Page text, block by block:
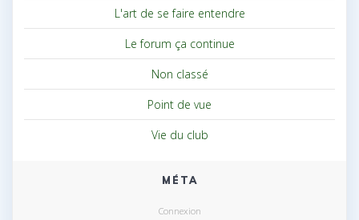
L'art de se faire entendre
Le forum ça continue
Non classé
Point de vue
Vie du club
MÉTA
Connexion